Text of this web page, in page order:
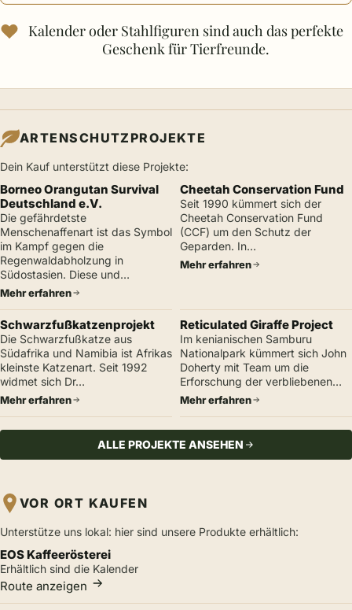
Kalender oder Stahlfiguren sind auch das perfekte
Geschenk für Tierfreunde.
VOR ORT KAUFEN
Unterstütze uns lokal: hier sind unsere Produkte erhältlich:
EOS Kaffeerösterei
Erhältlich sind die Kalender
Route anzeigen
ARTENSCHUTZPROJEKTE
Dein Kauf unterstützt diese Projekte:
Borneo Orangutan Survival
Deutschland e.V.
Die gefährdetste
Menschenaffenart ist das Symbol
im Kampf gegen die
Regenwaldabholzung in
Südostasien. Diese und…
Mehr erfahren
Cheetah Conservation Fund
Seit 1990 kümmert sich der
Cheetah Conservation Fund
(CCF) um den Schutz der
Geparden. In…
Mehr erfahren
Schwarzfußkatzenprojekt
Die Schwarzfußkatze aus
Südafrika und Namibia ist Afrikas
kleinste Katzenart. Seit 1992
widmet sich Dr…
Mehr erfahren
Reticulated Giraffe Project
Im kenianischen Samburu
Nationalpark kümmert sich John
Doherty mit Team um die
Erforschung der verbliebenen…
Mehr erfahren
ALLE PROJEKTE ANSEHEN